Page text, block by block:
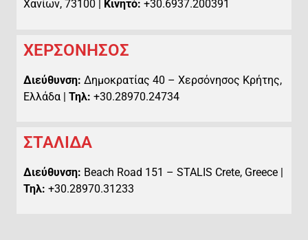
Χανίων, 73100 |
Κινητό: +30.6937.200391
ΧΕΡΣΟΝΗΣΟΣ
Διεύθυνση: Δημοκρατίας 40 – Χερσόνησος Κρήτης,
Ελλάδα | Τηλ: +30.28970.24734
ΣΤΑΛΙΔΑ
Διεύθυνση: Beach Road 151 – STALIS Crete, Greece |
Τηλ: +30.28970.31233